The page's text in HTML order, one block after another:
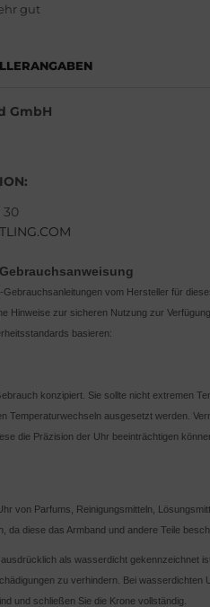
gut
GmbH
30
vom Hersteller für
Hinweise zur sicheren Nutzung zur
basieren:
konzipiert. Sie sollte nicht extremen
Temperaturwechseln ausgesetzt werden.
die Präzision der Uhr beeinträchtigen
von Parfums, Reinigungsmitteln,
da diese das Armband und andere Teile
als wasserdicht gekennzeichnet
zu verhindern. Bei wasserdichten
und schließen Sie die Krone vollständig.